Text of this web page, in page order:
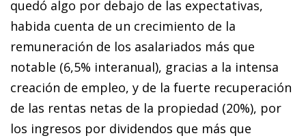
quedó algo por debajo de las expectativas,
habida cuenta de un crecimiento de la
remuneración de los asalariados más que
notable (6,5% interanual), gracias a la intensa
creación de empleo, y de la fuerte recuperación
de las rentas netas de la propiedad (20%), por
los ingresos por dividendos que más que